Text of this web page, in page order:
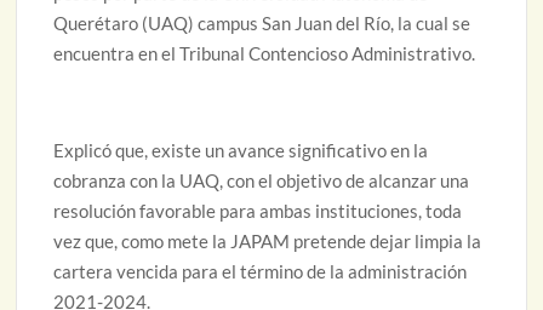
Querétaro (UAQ) campus San Juan del Río, la cual se
encuentra en el Tribunal Contencioso Administrativo.
Explicó que, existe un avance significativo en la
cobranza con la UAQ, con el objetivo de alcanzar una
resolución favorable para ambas instituciones, toda
vez que, como mete la JAPAM pretende dejar limpia la
cartera vencida para el término de la administración
2021-2024.